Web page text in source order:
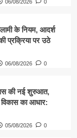
06/08/2026 0
के नियम, आदर्श
प्रक्रिया पर उठे
06/08/2026 0
की नई शुरुआत,
का आधार:
05/08/2026 0